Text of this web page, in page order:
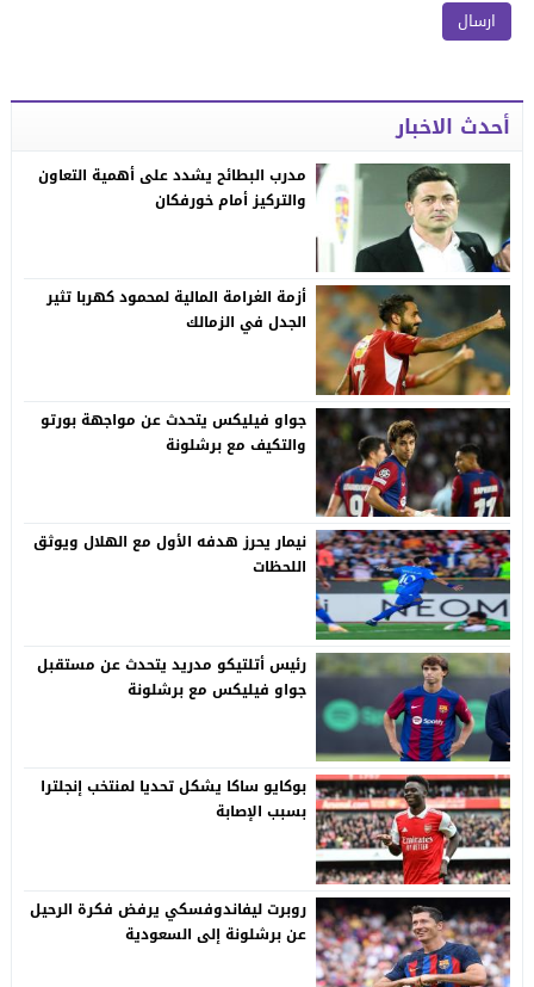
أحدث الاخبار
مدرب البطائح يشدد على أهمية التعاون
والتركيز أمام خورفكان
أزمة الغرامة المالية لمحمود كهربا تثير
الجدل في الزمالك
جواو فيليكس يتحدث عن مواجهة بورتو
والتكيف مع برشلونة
نيمار يحرز هدفه الأول مع الهلال ويوثق
اللحظات
رئيس أتلتيكو مدريد يتحدث عن مستقبل
جواو فيليكس مع برشلونة
بوكايو ساكا يشكل تحديا لمنتخب إنجلترا
بسبب الإصابة
روبرت ليفاندوفسكي يرفض فكرة الرحيل
عن برشلونة إلى السعودية